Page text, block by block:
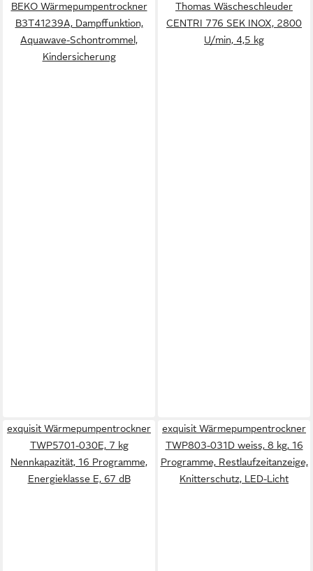
BEKO Wärmepumpentrockner
B3T41239A, Dampffunktion,
Aquawave-Schontrommel,
Kindersicherung
Thomas Wäscheschleuder
CENTRI 776 SEK INOX, 2800
U/min, 4,5 kg
exquisit Wärmepumpentrockner
TWP5701-030E, 7 kg
Nennkapazität, 16 Programme,
Energieklasse E, 67 dB
exquisit Wärmepumpentrockner
TWP803-031D weiss, 8 kg, 16
Programme, Restlaufzeitanzeige,
Knitterschutz, LED-Licht